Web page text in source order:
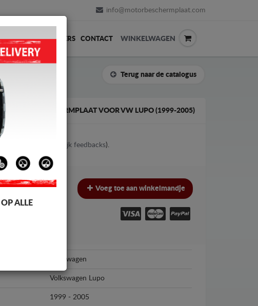
info@motorbeschermplaat.com
WEDERVERKOPERS CONTACT WINKELWAGEN
Terug naar de catalogus
BESCHERMPLAAT VOOR VW LUPO (1999-2005)
on Bekijk feedbacks).
182 €
€ Voeg toe aan winkelmandje
Volkswagen
Volkswagen Lupo
1999 - 2005
ALLE